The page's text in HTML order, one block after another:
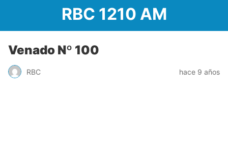
RBC 1210 AM
Venado Nº 100
RBC hace 9 años